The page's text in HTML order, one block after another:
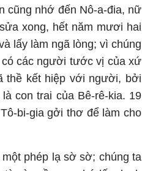
cũng nhớ đến Nô-a-đia, nữ
xong, hết năm mươi hai
lấy làm ngã lòng; vì chúng
các người tước vị của xứ
thề kết hiệp với người, bởi
con trai của Bê-rê-kia. 19
bi-gia gởi thơ để làm cho
phép lạ sờ sờ; chúng ta